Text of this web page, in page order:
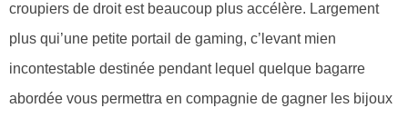
croupiers de droit est beaucoup plus accélère. Largement
plus qui’une petite portail de gaming, c’levant mien
incontestable destinée pendant lequel quelque bagarre
abordée vous permettra en compagnie de gagner les bijoux